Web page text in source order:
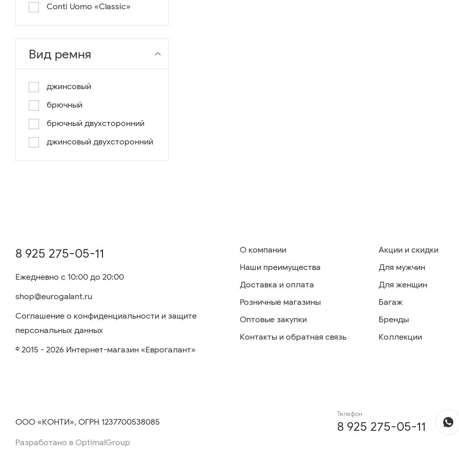
Conti Uomo «Classic»
Вид ремня
джинсовый
брючный
брючный двухсторонний
джинсовый двухсторонний
8 925 275-05-11
Ежедневно с 10:00 до 20:00
shop@eurogalant.ru
Соглашение о конфиденциальности и защите
персональных данных
© 2015 - 2026 Интернет-магазин «Еврогалант»
О компании
Наши преимущества
Доставка и оплата
Розничные магазины
Оптовые закупки
Контакты и обратная связь
Акции и скидки
Для мужчин
Для женщин
Багаж
Бренды
Коллекции
ООО «КОНТИ», ОГРН 1237700538085
Телефон
8 925 275-05-11
Разработано в OptimalGroup